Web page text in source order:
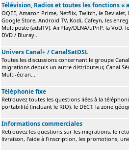
Télévision, Radios et toutes les fonctions «
OQEE, Amazon Prime, Netflix, Twitch, le Devialet,
Google Store, Android TV, Kodi, Cafeyn, les
Multiposte (adslTV), AirPlay/DLNA/uPnP, la VoD,
DVD / Bluray...
Univers Canal+ / CanalSatDSL
Toutes les discussions concernant le groupe
migrations depuis un autre distributeur, Canal
Multi-écran...
Téléphonie fixe
Retrouvez toutes les questions liées à la
portabilité (incluant le RIO), le DECT, la zone
Informations commerciales
Retrouvez les questions sur les migrations, le
livraison, l'aide à l'inscription, les promotions,